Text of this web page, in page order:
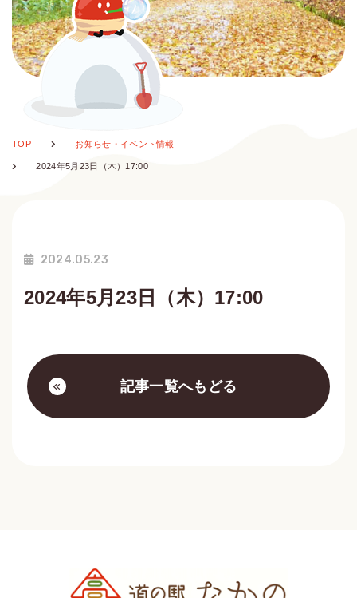
TOP お知らせ・イベント情報
2024年5月23日（木）17:00
2024.05.23
2024年5月23日（木）17:00
記事一覧へもどる